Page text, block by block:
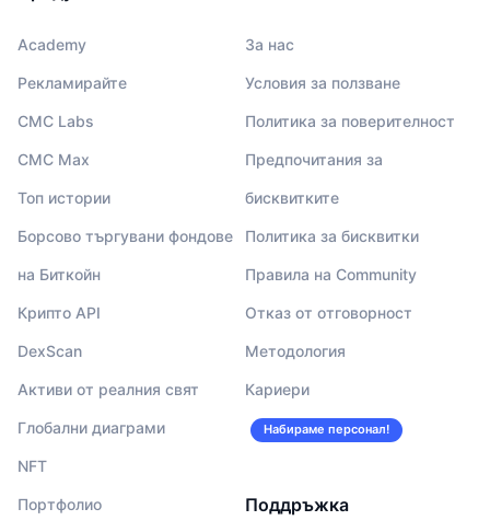
Academy
Рекламирайте
CMC Labs
CMC Max
Топ истории
Борсово търгувани фондове
на Биткойн
Крипто API
DexScan
Активи от реалния свят
Глобални диаграми
NFT
Портфолио
За нас
Условия за ползване
Политика за поверителност
Предпочитания за
бисквитките
Политика за бисквитки
Правила на Community
Отказ от отговорност
Методология
Кариери
Набираме персонал!
Поддръжка